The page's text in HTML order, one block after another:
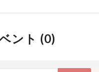
ント (0)